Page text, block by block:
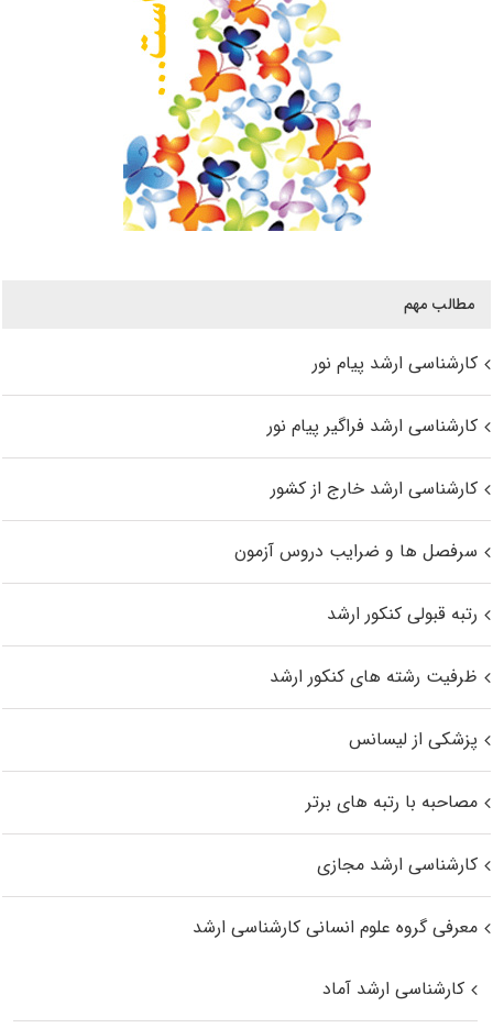
مطالب مهم
کارشناسی ارشد پیام نور
کارشناسی ارشد فراگیر پیام نور
کارشناسی ارشد خارج از کشور
سرفصل ها و ضرایب دروس آزمون
رتبه قبولی کنکور ارشد
ظرفیت رشته های کنکور ارشد
پزشکی از لیسانس
مصاحبه با رتبه های برتر
کارشناسی ارشد مجازی
معرفی گروه علوم انسانی کارشناسی ارشد
کارشناسی ارشد آماد